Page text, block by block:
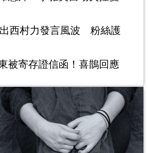
西村力發言風波 粉絲護
被寄存證信函！喜鵲回應